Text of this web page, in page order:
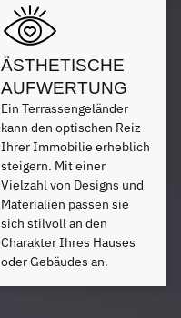
ÄSTHETISCHE
AUFWERTUNG
Ein Terrassengeländer
kann den optischen Reiz
Ihrer Immobilie erheblich
steigern. Mit einer
Vielzahl von Designs und
Materialien passen sie
sich stilvoll an den
Charakter Ihres Hauses
oder Gebäudes an.